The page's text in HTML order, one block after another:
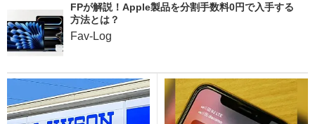
FPが解説！Apple製品を分割手数料0円で入手する
方法とは？
Fav-Log